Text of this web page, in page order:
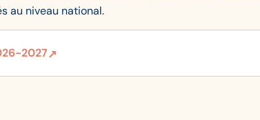
au niveau national.
2027